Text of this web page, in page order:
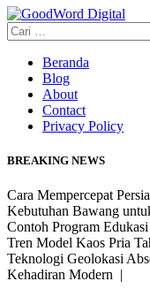
Cari
untuk:
Beranda
Blog
About
Contact
Privacy Policy
BREAKING NEWS
Cara Mempercepat
Kebutuhan Bawang
Contoh Program
Tren Model Kaos Pria
Teknologi Geolokasi
Kehadiran Modern |